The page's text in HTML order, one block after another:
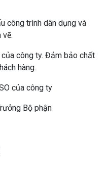
công trình dân dụng và
vẽ.
công ty. Đảm bảo chất
hàng.
của công ty
Bộ phận